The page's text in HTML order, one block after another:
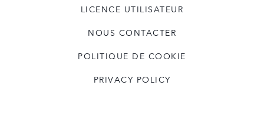
LICENCE UTILISATEUR
NOUS CONTACTER
POLITIQUE DE COOKIE
PRIVACY POLICY